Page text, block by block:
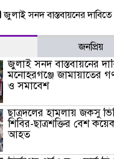
বাস্তবায়নের দাবিতে
জনপ্রিয়
জুলাই সনদ বাস্তবায়নের
মনোহরগঞ্জে জামায়াতের
ও সমাবেশ
ছাত্রদলের হামলায় জকসু
শিবির-ছাত্রশক্তির বেশ
আহত